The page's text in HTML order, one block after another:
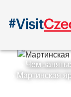
Чем
Мартинская